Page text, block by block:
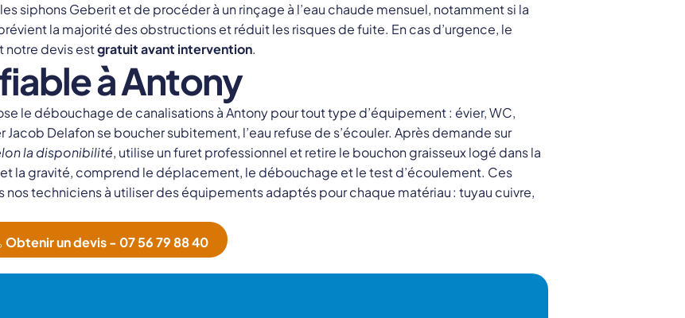
siphons Geberit et de procéder à un rinçage à l’eau chaude mensuel, notamment si la
la majorité des obstructions et réduit les risques de fuite. En cas d’urgence, le
notre devis estgratuit avant intervention.
à Antony
le débouchage de canalisations à Antony pour tout type d’équipement : évier, WC,
Delafon se boucher subitement, l’eau refuse de s’écouler. Après demande sur
la disponibilité, utilise un furet professionnel et retire le bouchon graisseux logé dans la
et la gravité, comprend le déplacement, le débouchage et le test d’écoulement. Ces
techniciens à utiliser des équipements adaptés pour chaque matériau : tuyau cuivre,
Obtenir un devis - 07 56 79 88 40